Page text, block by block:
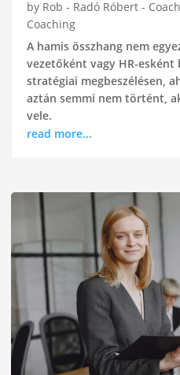
by Rob - Radó Róbert -
Coaching
A hamis összhang nem
vezetőként vagy HR-
stratégiai megbeszélésen,
aztán semmi nem történt,
vele.
read more...